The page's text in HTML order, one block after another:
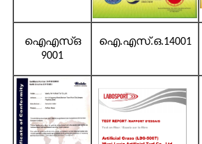
ഐ‌എസ്‌ഒ
9001
ഐ.എസ്.ഒ.14001